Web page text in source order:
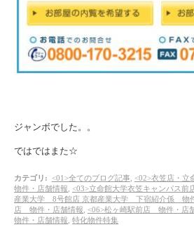
ジャンボでした。。
ではではまた☆
カテゴリ : <01>全てのブログ記事, <02>衣笠店・
物件・店舗情報
<03>立命館大学衣笠キャンパス
産業大学 8号館店 京都産業大学 下宿紹介係 物
店 物件・店舗情報
<06>松ヶ崎駅前店 物件・店
物件・店舗情報 特化物件特集